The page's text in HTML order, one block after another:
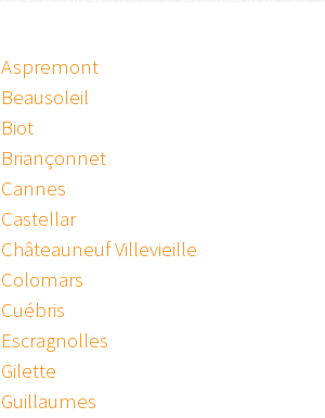
Aspremont
Beausoleil
Biot
Briançonnet
Cannes
Castellar
Châteauneuf Villevieille
Colomars
Cuébris
Escragnolles
Gilette
Guillaumes